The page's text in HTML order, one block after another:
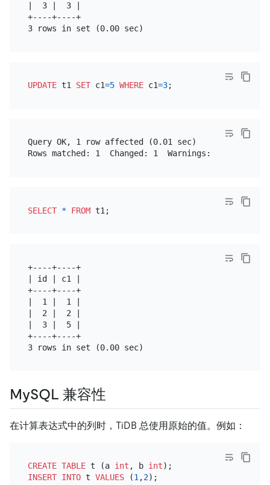
|  3 |  3 |
+----+----+
UPDATE t1 SET c1=5 WHERE c1=3
Query OK, 1 row affected (0.01 sec)
SELECT * FROM
+----+----+
| id | c1 |
+----+----+
|  1 |  1 |
|  2 |  2 |
|  3 |  5 |
+----+----+
MySQL 兼容性
在计算表达式中的列时，TiDB 总使用原始的值。例如：
CREATE TABLE t (a int , b int
INSERT INTO t VALUES (1,2